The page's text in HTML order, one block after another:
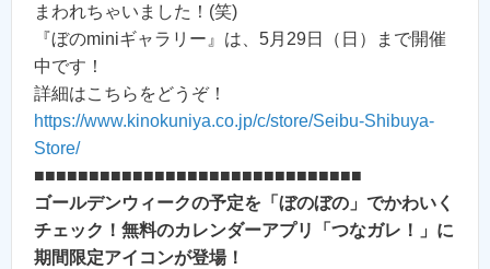
まわれちゃいました！(笑)
『ぼのminiギャラリー』は、5月29日（日）まで開催
中です！
詳細はこちらをどうぞ！
https://www.kinokuniya.co.jp/c/store/Seibu-Shibuya-
Store/
■■■■■■■■■■■■■■■■■■■■■■■■■■■■■■
ゴールデンウィークの予定を「ぼのぼの」でかわいく
チェック！無料のカレンダーアプリ「つなガレ！」に
期間限定アイコンが登場！